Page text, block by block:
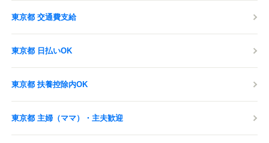
東京都 交通費支給
東京都 日払いOK
東京都 扶養控除内OK
東京都 主婦（ママ）・主夫歓迎